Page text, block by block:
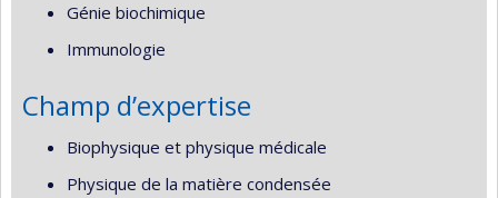
Génie biochimique
Immunologie
Champ d’expertise
Biophysique et physique médicale
Physique de la matière condensée